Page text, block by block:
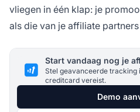
vliegen in één klap: je
als die van je affiliate
Start vandaag nog je
Stel geavanceerde tracking
creditcard vereist.
Demo